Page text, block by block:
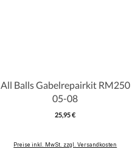
All Balls Gabelrepairkit RM250
05-08
Regulärer
25,95 €
Preise inkl. MwSt. zzgl. Versandkosten